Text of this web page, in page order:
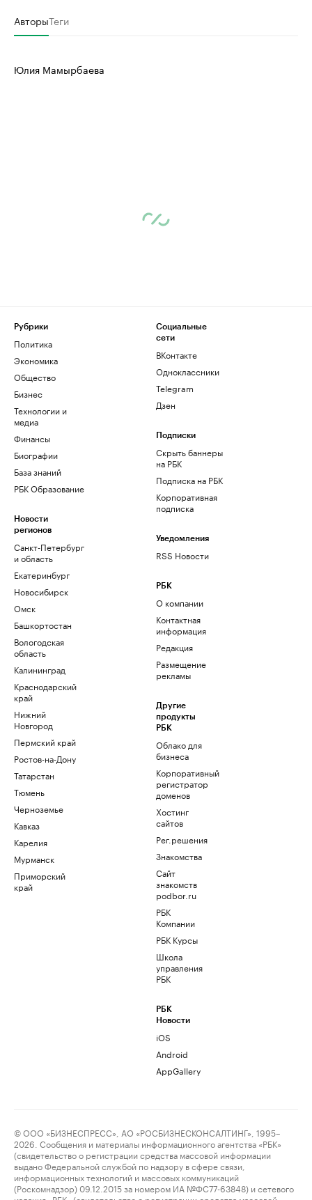
АвторыТеги
Юлия Мамырбаева
Рубрики
Политика
Экономика
Общество
Бизнес
Технологии и
медиа
Финансы
Биографии
База знаний
РБК Образование
Новости
регионов
Санкт-Петербург
и область
Екатеринбург
Новосибирск
Омск
Башкортостан
Вологодская
область
Калининград
Краснодарский
край
Нижний
Новгород
Пермский край
Ростов-на-Дону
Татарстан
Тюмень
Черноземье
Кавказ
Карелия
Мурманск
Приморский
край
Социальные
сети
ВКонтакте
Одноклассники
Telegram
Дзен
Подписки
Скрыть баннеры
на РБК
Подписка на РБК
Корпоративная
подписка
Уведомления
RSS Новости
РБК
О компании
Контактная
информация
Редакция
Размещение
рекламы
Другие
продукты
РБК
Облако для
бизнеса
Корпоративный
регистратор
доменов
Хостинг
сайтов
Рег.решения
Знакомства
Сайт
знакомств
podbor.ru
РБК
Компании
РБК Курсы
Школа
управления
РБК
РБК
Новости
iOS
Android
AppGallery
© ООО «БИЗНЕСПРЕСС», АО «РОСБИЗНЕСКОНСАЛТИНГ», 1995–
2026. Сообщения и материалы информационного агентства «РБК»
(свидетельство о регистрации средства массовой информации
выдано Федеральной службой по надзору в сфере связи,
информационных технологий и массовых коммуникаций
(Роскомнадзор) 09.12.2015 за номером ИА №ФС77-63848) и сетевого